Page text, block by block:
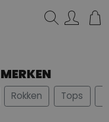
Rokken Tops